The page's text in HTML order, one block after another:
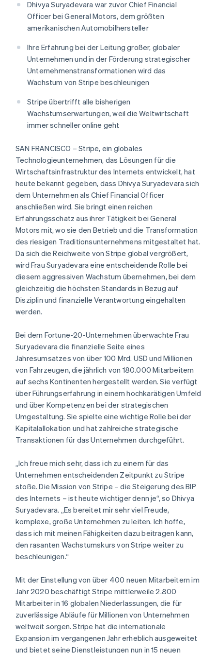
Zugriff auf mehr als
125
Terminal
Authorization
Boost
Optimierung der
Autorisierungsraten
Link
Bezahlvorgang
Financial
Connections
Verbundene
Data Pipeline
Product roadmap
Ausblick
Radar
Betrugsprävention
Atlas
Start-up-Gründung
Climate
CO₂-Entnahme
Identity
Online-Identitätsprüfung
Stripe-Sessions 2026
Erfahren Sie, wie Stripe Lösungen für die
Jetzt ansehen
Geldmanagement
Plattformen
SaaS
Nach Branche
KI-Unternehmen
Gaming
Bewirtung, Reisen und
Freizeit
Versicherungen
Unterhaltung
Gemeinnützige
Organisationen
Fachdienstleistungen
Öffentlicher Sektor
Einzelhandel
Partner
Stripe App-Marktplatz
Marktplatz auf
Grundlagen der
Abonnementverwaltung
nutzungsbasierte
Abrechnung um
Stablecoin-gestützte
geht´s
Verwaltung von
Diensten mit Agenten
Ressourcen
App-Integrationen
Code-Beispiele
Entwickler-Blog
API-Status
Produkt-Roadmap
Stripe Sessions
Karriere
Stripe Press
Kontakt
Sales-Team
kontaktieren
Partner werden
Dhivya Suryadevara war zuvor Chief Financial
Officer bei General Motors, dem größten
amerikanischen Automobilhersteller
Ihre Erfahrung bei der Leitung großer, globaler
Unternehmen und in der Förderung strategischer
Unternehmenstransformationen wird das
Wachstum von Stripe beschleunigen
Stripe übertrifft alle bisherigen
Wachstumserwartungen, weil die Weltwirtschaft
immer schneller online geht
SAN FRANCISCO – Stripe, ein globales
Technologieunternehmen, das Lösungen für die
Wirtschaftsinfrastruktur des Internets entwickelt, hat
heute bekannt gegeben, dass Dhivya Suryadevara sich
dem Unternehmen als Chief Financial Officer
anschließen wird. Sie bringt einen reichen
Erfahrungsschatz aus ihrer Tätigkeit bei General
Motors mit, wo sie den Betrieb und die Transformation
des riesigen Traditionsunternehmens mitgestaltet hat.
Da sich die Reichweite von Stripe global vergrößert,
wird Frau Suryadevara eine entscheidende Rolle bei
diesem aggressiven Wachstum übernehmen, bei dem
gleichzeitig die höchsten Standards in Bezug auf
Disziplin und finanzielle Verantwortung eingehalten
werden.
Bei dem Fortune-20-Unternehmen überwachte Frau
Suryadevara die finanzielle Seite eines
Jahresumsatzes von über 100 Mrd. USD und Millionen
von Fahrzeugen, die jährlich von 180.000 Mitarbeitern
auf sechs Kontinenten hergestellt werden. Sie verfügt
über Führungserfahrung in einem hochkarätigen Umfeld
und über Kompetenzen bei der strategischen
Umgestaltung. Sie spielte eine wichtige Rolle bei der
Kapitalallokation und hat zahlreiche strategische
Transaktionen für das Unternehmen durchgeführt.
„Ich freue mich sehr, dass ich zu einem für das
Unternehmen entscheidenden Zeitpunkt zu Stripe
stoße. Die Mission von Stripe – die Steigerung des BIP
des Internets – ist heute wichtiger denn je“, so Dhivya
Suryadevara. „Es bereitet mir sehr viel Freude,
komplexe, große Unternehmen zu leiten. Ich hoffe,
dass ich mit meinen Fähigkeiten dazu beitragen kann,
den rasanten Wachstumskurs von Stripe weiter zu
beschleunigen.“
Mit der Einstellung von über 400 neuen Mitarbeitern im
Jahr 2020 beschäftigt Stripe mittlerweile 2.800
Mitarbeiter in 16 globalen Niederlassungen, die für
zuverlässige Abläufe für Millionen von Unternehmen
weltweit sorgen. Stripe hat die internationale
Expansion im vergangenen Jahr erheblich ausgeweitet
und bietet seine Dienstleistungen nun in 15 neuen
English
Belgien
NederlandsFrançais Deutsch English
Brasilien
Bulgarien
English
Dänemark
English
Deutschland
DeutschEnglish
Estland
English
Festlandchina
简体中文English
Finnland
EnglishSvenska
Frankreich
FrançaisEnglish
Gibraltar
English
Griechenland
English
English
Irland
English
Italien
ItalianoEnglish
Japan
日本語English
Kanada
EnglishFrançais
Kroatien
EnglishItaliano
Lettland
Liechtenstein
Deutsch English
Litauen
English
Luxemburg
FrançaisDeutschEnglish
Malaysia
English简体中文
English
Mexiko
Neuseeland
English
Niederlande
NederlandsEnglish
Norwegen
English
Österreich
DeutschEnglish